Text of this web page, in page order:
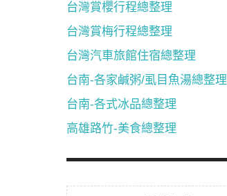
台灣賞櫻行程總整理
台灣賞梅行程總整理
台灣汽車旅館住宿總整理
台南-各家鹹粥/虱目魚湯總整理
台南-各式冰品總整理
高雄路竹-美食總整理